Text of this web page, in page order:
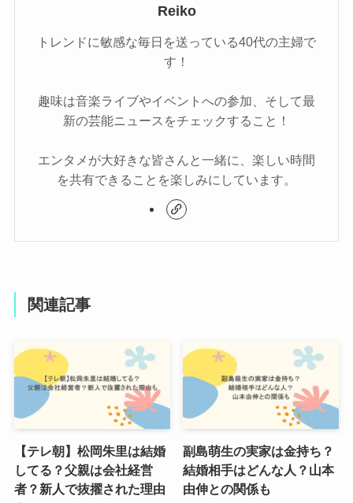
Reiko
トレンドに敏感な毎日を送っている40代の主婦で
す！
趣味は音楽ライブやイベントへの参加、そして最
新の芸能ニュースをチェックすること！
エンタメが大好きな皆さんと一緒に、楽しい時間
を共有できることを楽しみにしています。
関連記事
【テレ朝】松岡朱里は結婚
してる？父親は会社経営
者？新人で抜擢された理由
副島萌生の実家は金持ち？
結婚相手はどんな人？山本
由伸との関係も